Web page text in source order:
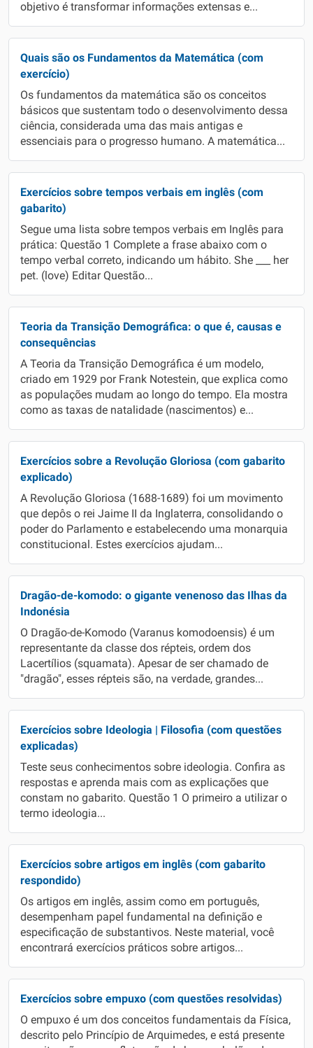
objetivo é transformar informações extensas e...
Quais são os Fundamentos da Matemática (com
exercício)
Os fundamentos da matemática são os conceitos
básicos que sustentam todo o desenvolvimento dessa
ciência, considerada uma das mais antigas e
essenciais para o progresso humano. A matemática...
Exercícios sobre tempos verbais em inglês (com
gabarito)
Segue uma lista sobre tempos verbais em Inglês para
prática: Questão 1 Complete a frase abaixo com o
tempo verbal correto, indicando um hábito. She ___ her
pet. (love) Editar Questão...
Teoria da Transição Demográfica: o que é, causas e
consequências
A Teoria da Transição Demográfica é um modelo,
criado em 1929 por Frank Notestein, que explica como
as populações mudam ao longo do tempo. Ela mostra
como as taxas de natalidade (nascimentos) e...
Exercícios sobre a Revolução Gloriosa (com gabarito
explicado)
A Revolução Gloriosa (1688-1689) foi um movimento
que depôs o rei Jaime II da Inglaterra, consolidando o
poder do Parlamento e estabelecendo uma monarquia
constitucional. Estes exercícios ajudam...
Dragão-de-komodo: o gigante venenoso das Ilhas da
Indonésia
O Dragão-de-Komodo (Varanus komodoensis) é um
representante da classe dos répteis, ordem dos
Lacertílios (squamata). Apesar de ser chamado de
"dragão", esses répteis são, na verdade, grandes...
Exercícios sobre Ideologia | Filosofia (com questões
explicadas)
Teste seus conhecimentos sobre ideologia. Confira as
respostas e aprenda mais com as explicações que
constam no gabarito. Questão 1 O primeiro a utilizar o
termo ideologia...
Exercícios sobre artigos em inglês (com gabarito
respondido)
Os artigos em inglês, assim como em português,
desempenham papel fundamental na definição e
especificação de substantivos. Neste material, você
encontrará exercícios práticos sobre artigos...
Exercícios sobre empuxo (com questões resolvidas)
O empuxo é um dos conceitos fundamentais da Física,
descrito pelo Princípio de Arquimedes, e está presente